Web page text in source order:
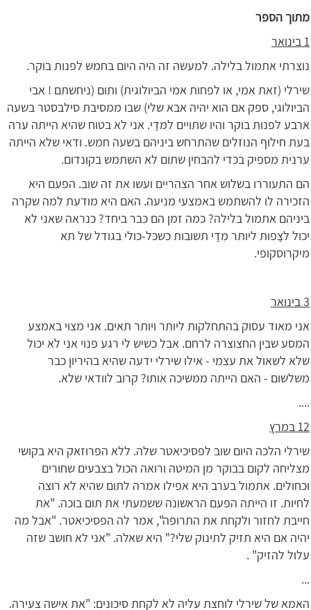
מתוך הספר
1 בינואר
נוצרתי אתמול בלילה. למעשה זה היה היום בחמש לפנות בוקר.
שירלי (זאת אִמי, או לפחות אמי הביולוגית) ותום (ניחשתם ! אבי
הביולוגי, ספק אם הוא יהיה אבא שלי) שבו ממסיבת סילבסטר בשעה
ארבע לפנות בוקר והיו שתויים למדַי. אני לא בטוח שהיא הייתה ערה
בעת חילוף הנוזלים שהתרחש ביניהם בשעה חמש. ודאי שלא הייתה
ערנית מספיק בכדי להבחין שתום לא השתמש בקונדום.
הם התעוררו בשלוש אחר הצהריים ועשו את זה שוב. הפעם היא
הזכירה לו להשתמש באמצעי מניעה. האם היא מודעת למה שקרה
ביניהם אתמול בלילה? כמה זמן הם כבר ביחד? כנראה שאני לא
יכול לצַפות ליותר מִדַי תשובות כשכל-כולי בגודל של תא
מיקרוסקופי.
3 בינואר
אני מאוד עסוק בהתחלקות ליותר ויותר תאים. אני מצוי באמצע
המסע שבין החצוצרה לרחם. אבל כשיש לי רגע פנוי אני לא יכול
שלא לשאול את עצמי - אילו שירלי ידעה שהיא בהיריון כבר
משלשום - האם הייתה ממשיכה אותו? קרוב לוודאי שלא.
....
12 במרץ
שירלי הלכה היום שוב לפסיכיאטר שלה. ללא הפרוזאק היא בקושי
מצליחה לקום בבוקר מן המיטה ורואה הכול בצבעים שחורים
וכחולים. אתמול בערב היא אפילו אמרה לתום שהיא לא רוצה
לחיות. זו הייתה הפעם הראשונה ששמעתי את תום בוכה. "את
חייבת לחזור ולקחת את התרופה", אמר לה הפסיכיאטר. "אבל מה
יהיה אם היא תזיק לתינוק שלי?" היא שאלה. "אני לא חושב שזה
עלול להזיק" .
...
האמא של שירלי לוחצת עליה לא לקחת סיכונים: "את אישה צעירה.